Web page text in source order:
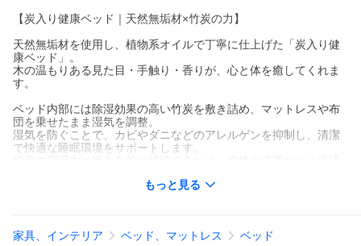
【炭入り健康ベッド｜天然無垢材×竹炭の力】
天然無垢材を使用し、植物系オイルで丁寧に仕上げた「炭入り健
康ベッド」。
木の温もりある見た目・手触り・香りが、心と体を癒してくれま
す。
ベッド内部には除湿効果の高い竹炭を敷き詰め、マットレスや布
団を乗せたまま湿気を調整。
湿気を防ぐことで、カビやダニなどのアレルゲンを抑制し、清潔
で快適な睡眠環境をサポートします。
カビやダニを抑えて健康的に眠りたい方
もっと見る
家具、インテリア ベッド、マットレス
ベッド